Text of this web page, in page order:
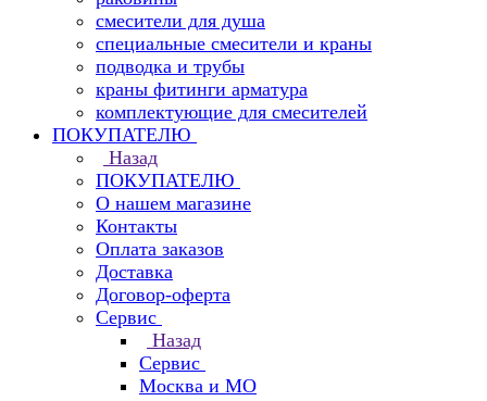
смесители для душа
специальные смесители и краны
подводка и трубы
краны фитинги арматура
комплектующие для смесителей
ПОКУПАТЕЛЮ
Назад
ПОКУПАТЕЛЮ
О нашем магазине
Контакты
Оплата заказов
Доставка
Договор-оферта
Сервис
Назад
Сервис
Москва и МО